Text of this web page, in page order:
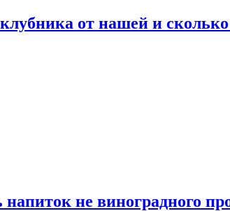
от нашей и
не виноградного